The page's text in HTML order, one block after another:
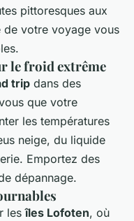
pittoresques aux
de votre voyage vous
le froid extrême
trip dans des
que votre
les températures
neige, du liquide
Emportez des
dépannage.
lesîles Lofoten, où